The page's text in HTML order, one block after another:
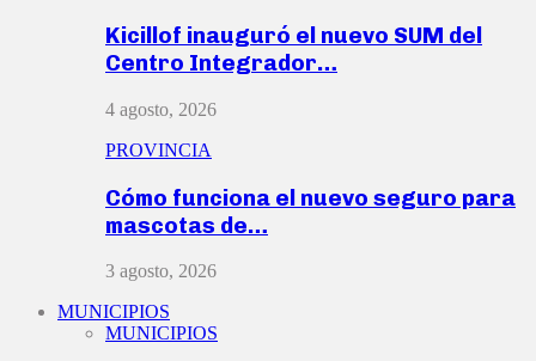
Kicillof inauguró el nuevo SUM del
Centro Integrador…
4 agosto, 2026
PROVINCIA
Cómo funciona el nuevo seguro para
mascotas de…
3 agosto, 2026
MUNICIPIOS
MUNICIPIOS